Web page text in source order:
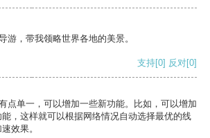
游，带我领略世界各地的美景。
支持[0] 反对[0]
点单一，可以增加一些新功能。比如，可以增加
，这样就可以根据网络情况自动选择最优的线
效果。